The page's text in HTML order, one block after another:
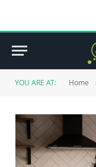
YOU ARE AT: Home